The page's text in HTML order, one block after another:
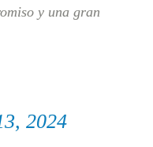
y una gran
2024